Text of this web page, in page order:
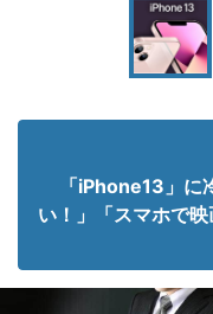
「iPhone13」に
い！」「スマホで